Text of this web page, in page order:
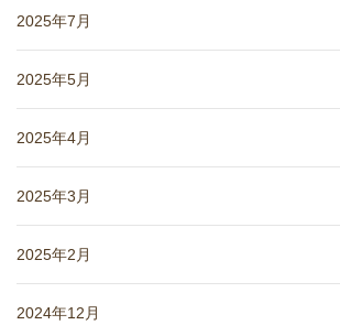
2025年7月
2025年5月
2025年4月
2025年3月
2025年2月
2024年12月